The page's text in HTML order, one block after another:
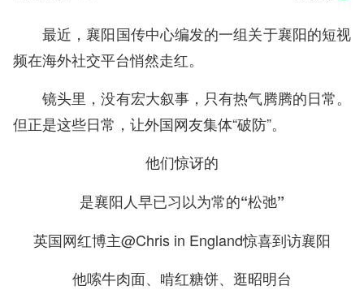
最近，襄阳国传中心编发的一组关于襄阳的短视
频在海外社交平台悄然走红。
镜头里，没有宏大叙事，只有热气腾腾的日常。
但正是这些日常，让外国网友集体“破防”。
他们惊讶的
是襄阳人早已习以为常的“松弛”
英国网红博主@Chris in England惊喜到访襄阳
他嗦牛肉面、啃红糖饼、逛昭明台